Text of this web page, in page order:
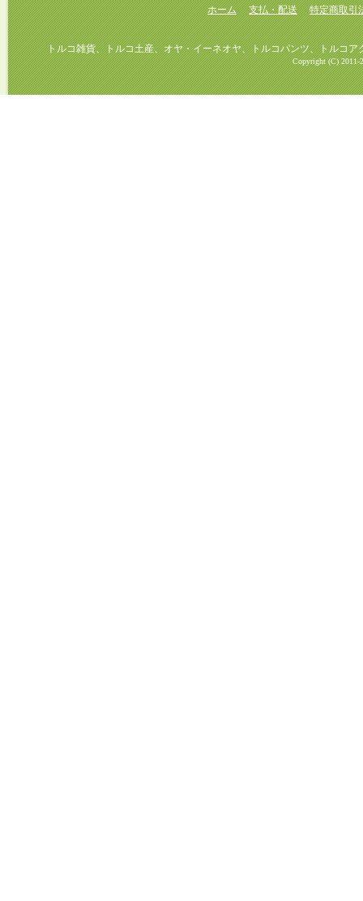
ホーム 支払・配送 特定商取引
トルコ雑貨、トルコ土産、オヤ・イーネオヤ、トルコパンツ、トルコアク
Copyright (C) 2011-